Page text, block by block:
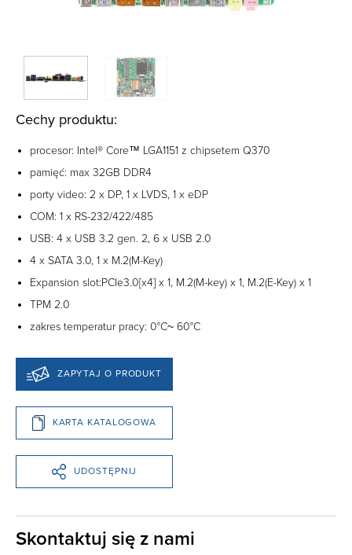
Cechy produktu:
procesor: Intel® Core™ LGA1151 z chipsetem Q370
pamięć: max 32GB DDR4
porty video: 2 x DP, 1 x LVDS, 1 x eDP
COM: 1 x RS-232/422/485
USB: 4 x USB 3.2 gen. 2, 6 x USB 2.0
4 x SATA 3.0, 1 x M.2(M-Key)
Expansion slot:PCIe3.0[x4] x 1, M.2(M-key) x 1, M.2(E-Key) x 1
TPM 2.0
zakres temperatur pracy: 0°C~ 60°C
ZAPYTAJ O PRODUKT
KARTA KATALOGOWA
UDOSTĘPNIJ
Skontaktuj się z nami